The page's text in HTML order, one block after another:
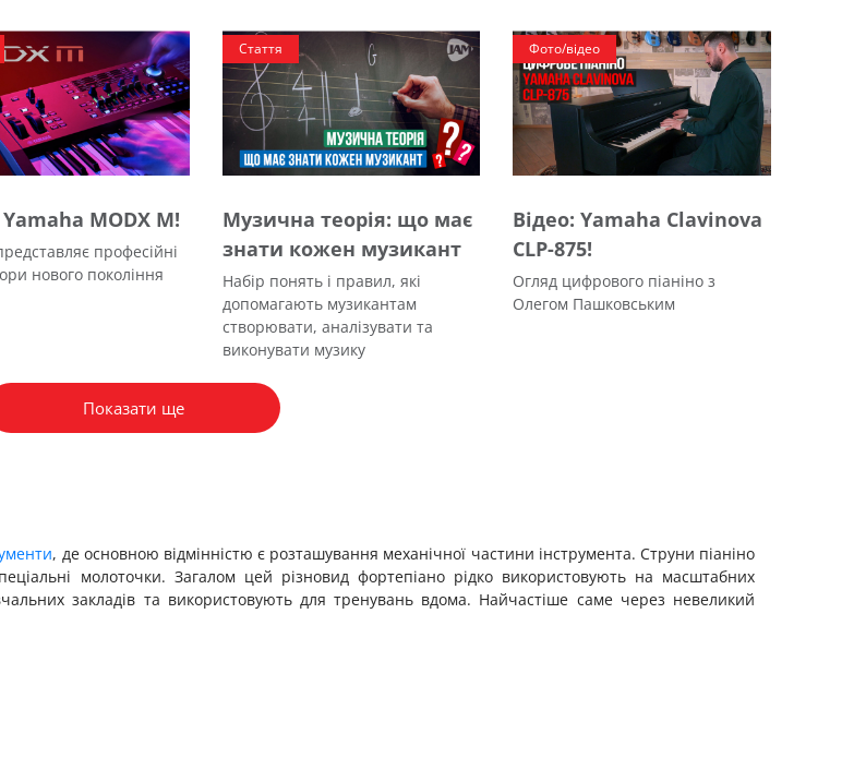
MODX M!
професійні
нового покоління
Стаття
Музична теорія: що має
знати кожен музикант
Набір понять і правил, які
допомагають музикантам
створювати, аналізувати та
виконувати музику
Фото/відео
Відео: Yamaha Clavinova
CLP-875!
Огляд цифрового піаніно з
Олегом Пашковським
Показати ще
, де основною відмінністю є розташування механічної частини інструмента. Струни піаніно
молоточки. Загалом цей різновид фортепіано рідко використовують на масштабних
закладів та використовують для тренувань вдома. Найчастіше саме через невеликий
з таких базових компонентів, як: